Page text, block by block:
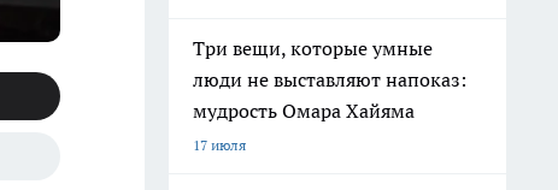
Три вещи, которые умные
люди не выставляют напоказ:
мудрость Омара Хайяма
17 июля